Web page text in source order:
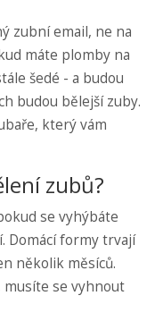
zubní email, ne na
máte plomby na
šedé - a budou
budou bělejší zuby.
který vám
zubů?
se vyhýbáte
Domácí formy trvají
několik měsíců.
musíte se vyhnout